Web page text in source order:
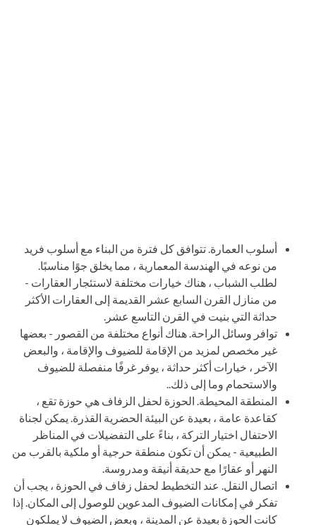
أسلوب العمارة. تتوافق كل فترة من البناء مع أسلوب فريد
من نوعه في الهندسة المعمارية ، مما يخلق جوًا مناسبًا.
لطلب الشباب ، هناك خيارات مختلفة لاستئجار العقارات -
من منازل القرن السابع عشر القديمة إلى العقارات الأكثر
حداثة التي بنيت في القرن التاسع عشر.
توافر وسائل الراحة. هناك أنواع مختلفة من القصور - بعضها
غير مخصص لمزيد من الإقامة للضيوف والإقامة ، والبعض
الآخر ، خيارات أكثر حداثة ، يوفر غرفًا منفصلة للضيوف
والاستحمام وما إلى ذلك..
المنطقة المحيطة. الحوزة لحفل الزفاف هي حوزة تقع ،
كقاعدة عامة ، بعيدة عن البيئة الحضرية القذرة. يمكن لجناة
الاحتفال اختيار التركة ، بناءً على التفضيلات في المناظر
الطبيعية - يمكن أن تكون منطقة حرجية أو ملكية بالقرب من
النهر أو عقارًا مع حديقة أنيقة ومدروسة.
اتصال النقل. عند التخطيط لحفل زفاف في الحوزة ، يجب أن
تفكر في إمكانات الضيوف المدعوين للوصول إلى المكان. إذا
كانت الحوزة بعيدة عن المدينة ، وبعض الضيوف لا يملكون